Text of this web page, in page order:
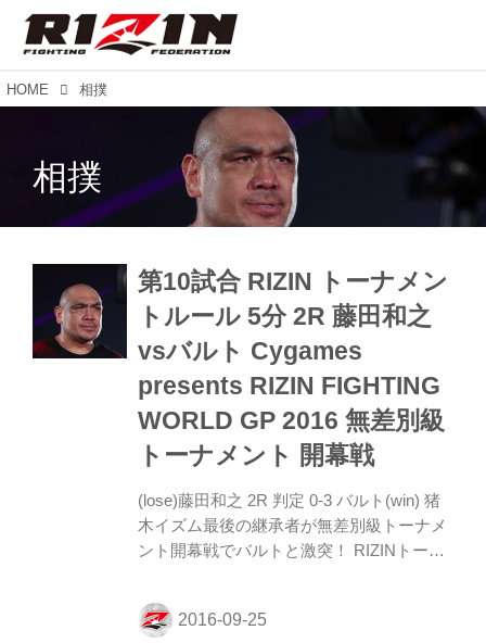
HOME 相撲
相撲
第10試合 RIZIN トーナメン
トルール 5分 2R 藤田和之
vsバルト Cygames
presents RIZIN FIGHTING
WORLD GP 2016 無差別級
トーナメント 開幕戦
(lose)藤田和之 2R 判定 0-3 バルト(win) 猪
木イズム最後の継承者が無差別級トーナメ
ント開幕戦でバルトと激突！ RIZINトーナ
に行ったバルトは藤田の首を抱えてコーナ
ーに押し込んでの膝蹴り、ローキックを放